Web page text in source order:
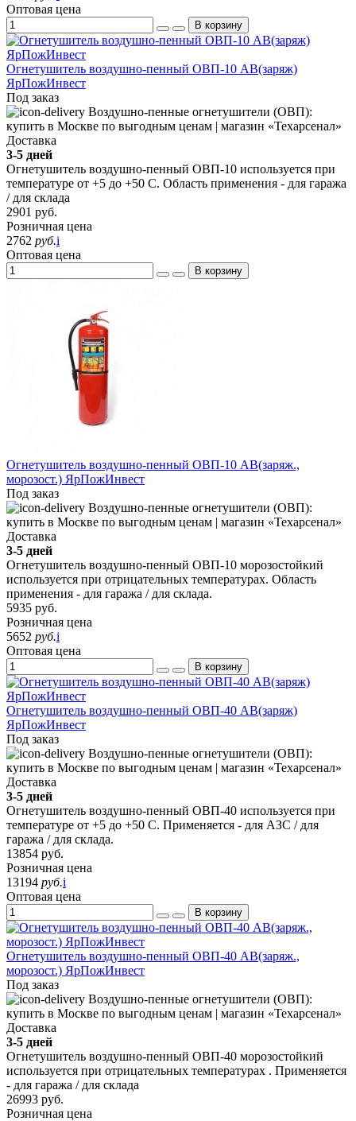
Оптовая цена
В корзину
Огнетушитель воздушно-пенный ОВП-10 АВ(заряж)
ЯрПожИнвест
Под заказ
Доставка
3-5 дней
Огнетушитель воздушно-пенный ОВП-10 используется при
температуре от +5 до +50 С. Область применения - для гаража
/ для склада
2901 руб.
Розничная цена
2762 руб.i
Оптовая цена
В корзину
Огнетушитель воздушно-пенный ОВП-10 АВ(заряж.,
морозост.) ЯрПожИнвест
Под заказ
Доставка
3-5 дней
Огнетушитель воздушно-пенный ОВП-10 морозостойкий
используется при отрицательных температурах. Область
применения - для гаража / для склада.
5935 руб.
Розничная цена
5652 руб.i
Оптовая цена
В корзину
Огнетушитель воздушно-пенный ОВП-40 АВ(заряж)
ЯрПожИнвест
Под заказ
Доставка
3-5 дней
Огнетушитель воздушно-пенный ОВП-40 используется при
температуре от +5 до +50 С. Применяется - для АЗС / для
гаража / для склада.
13854 руб.
Розничная цена
13194 руб.i
Оптовая цена
В корзину
Огнетушитель воздушно-пенный ОВП-40 АВ(заряж.,
морозост.) ЯрПожИнвест
Под заказ
Доставка
3-5 дней
Огнетушитель воздушно-пенный ОВП-40 морозостойкий
используется при отрицательных температурах . Применяется
- для гаража / для склада
26993 руб.
Розничная цена